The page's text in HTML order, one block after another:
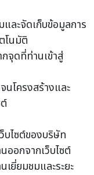
ละจัดเก็บข้อมูลการ
โนมัติ
จุดที่ท่านเข้าสู่
นโครงสร้างและ
บไซต์ของบริษัท
ออกจากเว็บไซต์
ยี่ยมชมและระยะ